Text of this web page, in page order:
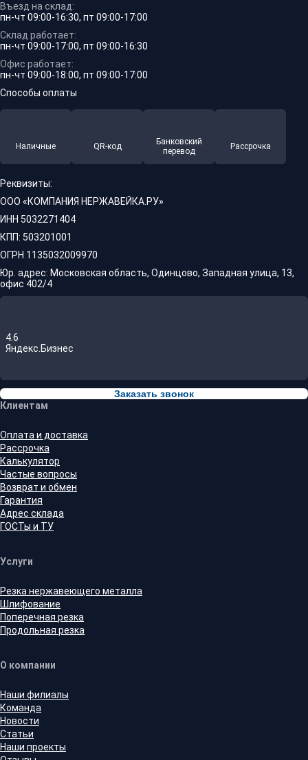
Въезд на склад:
пн-чт 09:00-16:30, пт 09:00-17:00
Склад работает:
пн-чт 09:00-17:00, пт 09:00-16:30
Офис работает:
пн-чт 09:00-18:00, пт 09:00-17:00
Способы оплаты
Наличные QR-код
Банковский
перевод
Рассрочка
Реквизиты:
ООО «КОМПАНИЯ НЕРЖАВЕЙКА.РУ»
ИНН 5032271404
КПП: 503201001
ОГРН 1135032009970
Юр. адрес: Московская область, Одинцово, Западная улица, 13,
офис 402/4
4.6
Яндекс.Бизнес
Заказать звонок
Клиентам
Оплата и доставка
Рассрочка
Калькулятор
Частые вопросы
Возврат и обмен
Гарантия
Адрес склада
ГОСТы и ТУ
Услуги
Резка нержавеющего металла
Шлифование
Поперечная резка
Продольная резка
О компании
Наши филиалы
Команда
Новости
Статьи
Наши проекты